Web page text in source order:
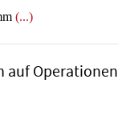
(...)
auf Operationen